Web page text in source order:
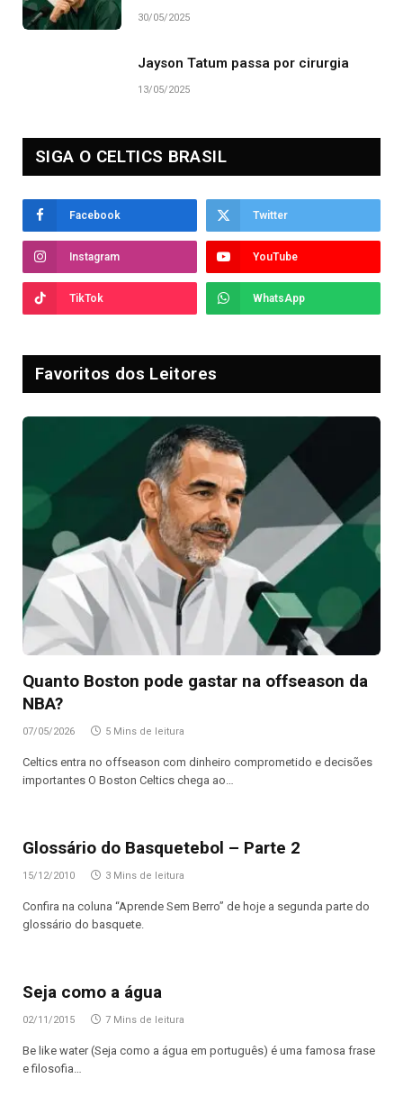
30/05/2025
Jayson Tatum passa por cirurgia
13/05/2025
SIGA O CELTICS BRASIL
Facebook Twitter
Instagram YouTube
TikTok WhatsApp
Favoritos dos Leitores
Quanto Boston pode gastar na offseason da
NBA?
07/05/2026 5 Mins de leitura
Celtics entra no offseason com dinheiro comprometido e decisões
importantes O Boston Celtics chega ao…
Glossário do Basquetebol – Parte 2
15/12/2010 3 Mins de leitura
Confira na coluna “Aprende Sem Berro” de hoje a segunda parte do
glossário do basquete.
Seja como a água
02/11/2015 7 Mins de leitura
Be like water (Seja como a água em português) é uma famosa frase
e filosofia…